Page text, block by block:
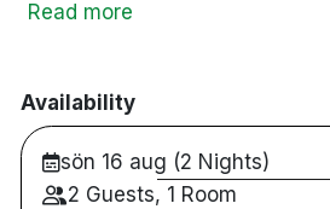
restaurangerna serverar rätter
det svenska och
middagen kan du slå dig ner i
sex barer eller upptäcka
Read more
Availability
sön 16 aug (2 Nights)
2 Guests, 1 Room